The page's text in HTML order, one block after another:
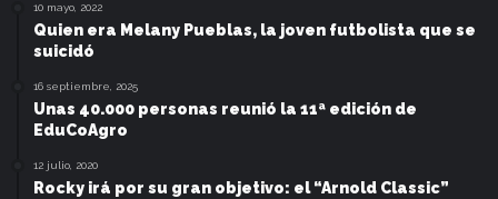
10 mayo, 2022
Quien era Melany Pueblas, la joven futbolista que se
suicidó
16 septiembre, 2025
Unas 40.000 personas reunió la 11ª edición de
EduCoAgro
12 julio, 2020
Rocky irá por su gran objetivo: el “Arnold Classic”